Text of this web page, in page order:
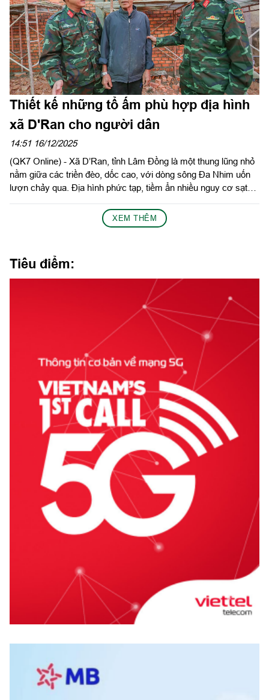
Thiết kế những tổ ấm phù hợp địa hình
xã D'Ran cho người dân
14:51 16/12/2025
(QK7 Online) - Xã D’Ran, tỉnh Lâm Đồng là một thung lũng nhỏ
nằm giữa các triền đèo, dốc cao, với dòng sông Đa Nhim uốn
lượn chảy qua. Địa hình phức tạp, tiềm ẩn nhiều nguy cơ sạt
Quân khu, Công ty Đông Hải đã trực tiếp khảo sát, thiết kế, tư
vấn giải pháp xây dựng phù hợp, giúp người dân yên tâm hơn
XEM THÊM
Tiêu điểm: